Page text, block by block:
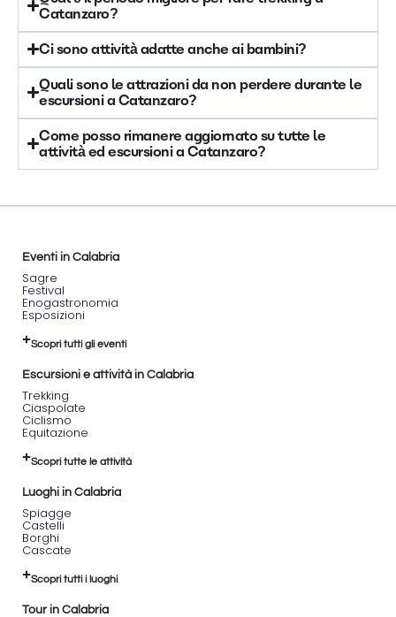
Catanzaro?
Ci sono attività adatte anche ai bambini?
Quali sono le attrazioni da non perdere durante le
escursioni a Catanzaro?
Come posso rimanere aggiornato su tutte le
attività ed escursioni a Catanzaro?
Eventi in Calabria
Sagre
Festival
Enogastronomia
Esposizioni
Scopri tutti gli eventi
Escursioni e attività in Calabria
Trekking
Ciaspolate
Ciclismo
Equitazione
Scopri tutte le attività
Luoghi in Calabria
Spiagge
Castelli
Borghi
Cascate
Scopri tutti i luoghi
Tour in Calabria